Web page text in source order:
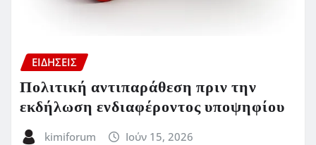
ΕΙΔΗΣΕΙΣ
Πολιτική αντιπαράθεση πριν την
εκδήλωση ενδιαφέροντος υποψηφίου
kimiforum Ιούν 15, 2026